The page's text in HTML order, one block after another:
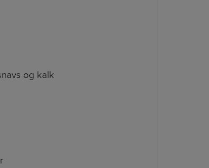
og kalk